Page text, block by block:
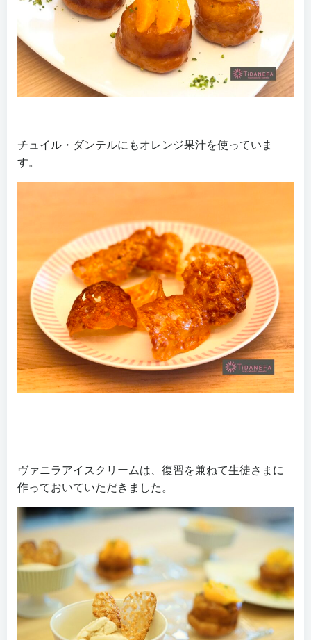
チュイル・ダンテルにもオレンジ果汁を使っていま
す。
ヴァニラアイスクリームは、復習を兼ねて生徒さまに
作っておいていただきました。